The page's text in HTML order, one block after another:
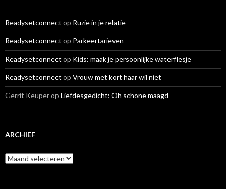
Readysetconnect op Ruzie in je relatie
Readysetconnect op Parkeertarieven
Readysetconnect op Kids: maak je persoonlijke waterflesje
Readysetconnect op Vrouw met kort haar wil niet
Gerrit Keuperop Liefdesgedicht: Oh schone maagd
ARCHIEF
A
r